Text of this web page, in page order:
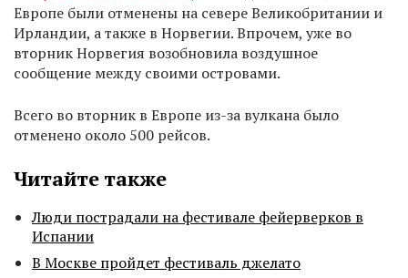
Европе были отменены на севере Великобритании и
Ирландии, а также в Норвегии. Впрочем, уже во
вторник Норвегия возобновила воздушное
сообщение между своими островами.
Всего во вторник в Европе из-за вулкана было
отменено около 500 рейсов.
Читайте также
Люди пострадали на фестивале фейерверков в
Испании
В Москве пройдет фестиваль джелато